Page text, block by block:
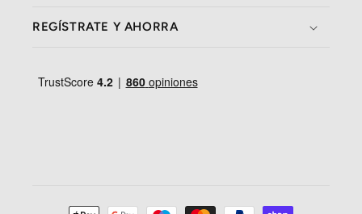
REGÍSTRATE Y AHORRA
Formas